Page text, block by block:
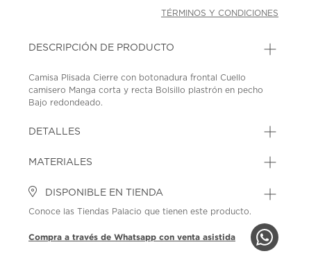
TÉRMINOS Y CONDICIONES
DESCRIPCIÓN DE PRODUCTO
Camisa Plisada Cierre con botonadura frontal Cuello
camisero Manga corta y recta Bolsillo plastrón en pecho
Bajo redondeado.
DETALLES
MATERIALES
DISPONIBLE EN TIENDA
Conoce las Tiendas Palacio que tienen este producto.
Compra a través de Whatsapp con venta asistida